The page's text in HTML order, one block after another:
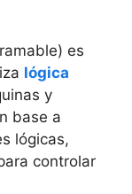
es
lógica
y
base a
lógicas,
controlar